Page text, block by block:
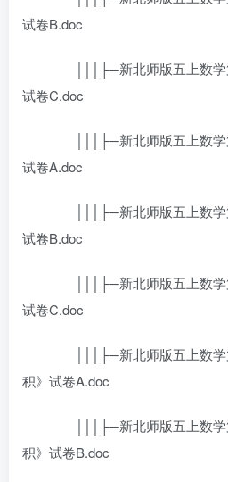
试卷B.doc
│││├─新北师版五上数学
试卷C.doc
│││├─新北师版五上数学
试卷A.doc
│││├─新北师版五上数学
试卷B.doc
│││├─新北师版五上数学
试卷C.doc
│││├─新北师版五上数学
积》试卷A.doc
│││├─新北师版五上数学
积》试卷B.doc